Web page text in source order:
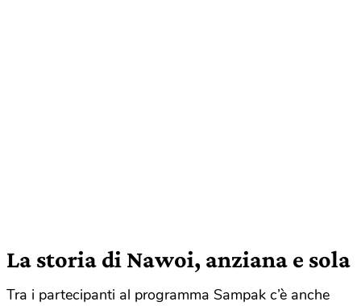
La storia di Nawoi, anziana e sola
Tra i partecipanti al programma Sampak c’è anche